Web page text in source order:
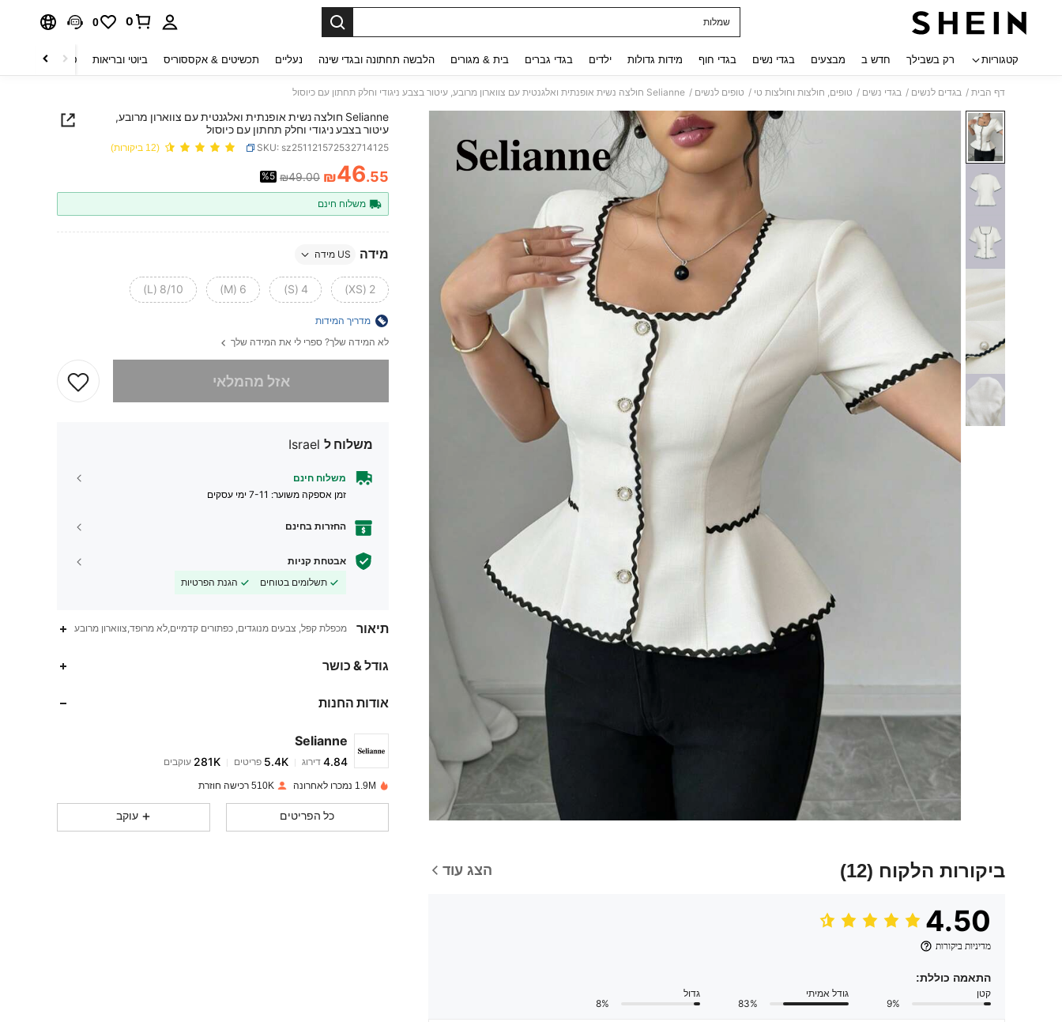
שמלות
0
0
קטגוריות רק בשבילך חדש ב מבצעים בגדי נשים בגדי חוף מידות גדולות ילדים בגדי גברים בית & מגורים הלבשה תחתונה ובגדי שינה נעליים תכשיטים & אקססוריס ביוטי ובריאות טקסטיל לבית
דף הבית / בגדים לנשים / בגדי נשים / טופים, חולצות וחולצות טי / טופים לנשים / Selianne חולצה נשית אופנתית ואלגנטית עם צווארון מרובע, עיטור בצבע ניגודי וחלק תחתון עם כיוסול
ביקורות הלקוח (12) הצג עוד
4.50
מדיניות ביקורות
התאמה כוללת:
קטן
9%
גודל אמיתי
83%
גדול
8%
Selianne חולצה נשית אופנתית ואלגנטית עם צווארון מרובע,
עיטור בצבע ניגודי וחלק תחתון עם כיוסול
SKU: sz251121572532714125 (12 ביקורות)
PRICE AND AVAILABILITY
₪46.55
₪49.00
%5
משלוח חינם
מידה US מידה
2 (XS)
4 (S)
6 (M)
8/10 (L)
מדריך המידות
לא המידה שלך? ספרי לי את המידה שלך
אזל מהמלאי
משלוח ל Israel
משלוח חינם
זמן אספקה ​​משוער: 7-11 ימי עסקים
החזרות בחינם
אבטחת קניות
תשלומים בטוחים
הגנת הפרטיות
תיאור מכפלת קפל, צבעים מנוגדים, כפתורים קדמיים,לא מרופד,צווארון מרובע
גודל & כושר
אודות החנות
Selianne
4.84
m***5שילםלפני יום אחד
1.9M נמכרו לאחרונה 510K רכישה חוזרת
כל הפריטים עוקב